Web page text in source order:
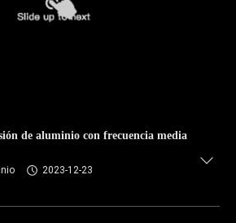
de aluminio con frecuencia media
2023-12-23